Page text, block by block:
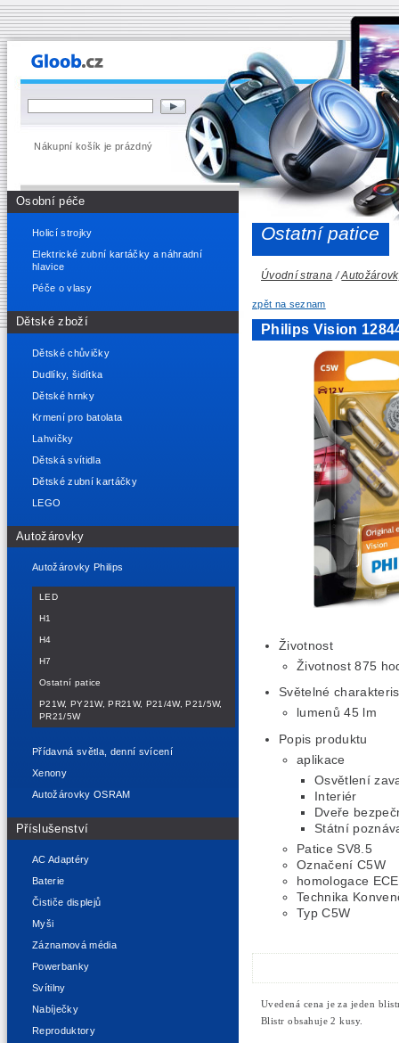
Nákupní košík je prázdný
Osobní péče
Holicí strojky
Elektrické zubní kartáčky a náhradní
hlavice
Péče o vlasy
Dětské zboží
Dětské chůvičky
Dudlíky, šidítka
Dětské hrnky
Krmení pro batolata
Lahvičky
Dětská svítidla
Dětské zubní kartáčky
LEGO
Autožárovky
Autožárovky Philips
LED
H1
H4
H7
Ostatní patice
P21W, PY21W, PR21W, P21/4W, P21/5W,
PR21/5W
Přídavná světla, denní svícení
Xenony
Autožárovky OSRAM
Příslušenství
AC Adaptéry
Baterie
Čističe displejů
Myši
Záznamová média
Powerbanky
Svítilny
Nabíječky
Reproduktory
Ostatní patice
Úvodní strana /
zpět na seznam
Philips Vision
Životnost
Životnost 875
Světelné
lumenů 45 lm
Popis produktu
aplikace
Osvětlení
Interiér
Dveře
Státní
Patice SV8.5
Označení C5W
homologace ECE
Technika
Typ C5W
Uvedená cena je za jeden
Blistr obsahuje 2 kusy.